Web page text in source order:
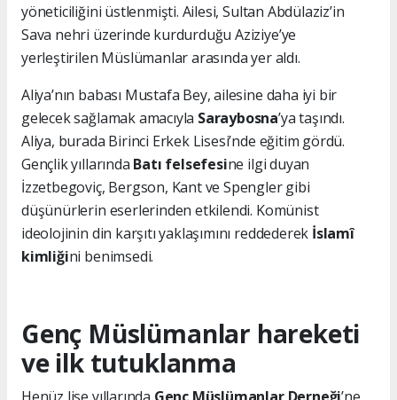
yöneticiliğini üstlenmişti. Ailesi, Sultan Abdülaziz’in
Sava nehri üzerinde kurdurduğu Aziziye’ye
yerleştirilen Müslümanlar arasında yer aldı.
Aliya’nın babası Mustafa Bey, ailesine daha iyi bir
gelecek sağlamak amacıyla Saraybosna’ya taşındı.
Aliya, burada Birinci Erkek Lisesi’nde eğitim gördü.
Gençlik yıllarında Batı felsefesine ilgi duyan
İzzetbegoviç, Bergson, Kant ve Spengler gibi
düşünürlerin eserlerinden etkilendi. Komünist
ideolojinin din karşıtı yaklaşımını reddederek İslamî
kimliğini benimsedi.
Genç Müslümanlar hareketi
ve ilk tutuklanma